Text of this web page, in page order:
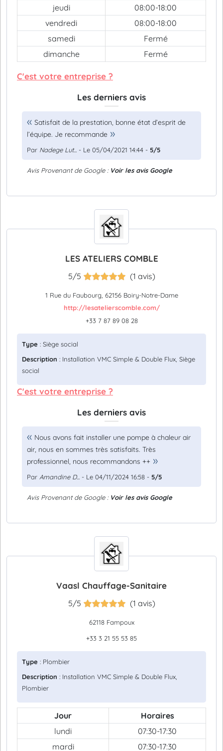
jeudi
08:00-18:00
vendredi
08:00-18:00
samedi
Fermé
dimanche
Fermé
C'est votre entreprise ?
Les derniers avis
Satisfait de la prestation, bonne état d’esprit de
l’équipe. Je recommande
Par Nadege Lut... - Le 05/04/2021 14:44 - 5/5
Avis Provenant de Google : Voir les avis Google
LES ATELIERS COMBLE
5/5 (1 avis)
1 Rue du Faubourg, 62156 Boiry-Notre-Dame
http://lesatelierscomble.com/
+33 7 87 89 08 28
Type : Siège social
Description : Installation VMC Simple & Double Flux, Siège
social
C'est votre entreprise ?
Les derniers avis
Nous avons fait installer une pompe à chaleur air
air, nous en sommes très satisfaits. Très
professionnel, nous recommandons ++
Par Amandine D... - Le 04/11/2024 16:58 - 5/5
Avis Provenant de Google : Voir les avis Google
Vaasl Chauffage-Sanitaire
5/5 (1 avis)
62118 Fampoux
+33 3 21 55 53 85
Type : Plombier
Description : Installation VMC Simple & Double Flux,
Plombier
Jour
Horaires
lundi
07:30-17:30
mardi
07:30-17:30